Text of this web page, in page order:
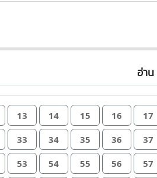
อ่าน
13 14 15 16 17
33 34 35 36 37
53 54 55 56 57